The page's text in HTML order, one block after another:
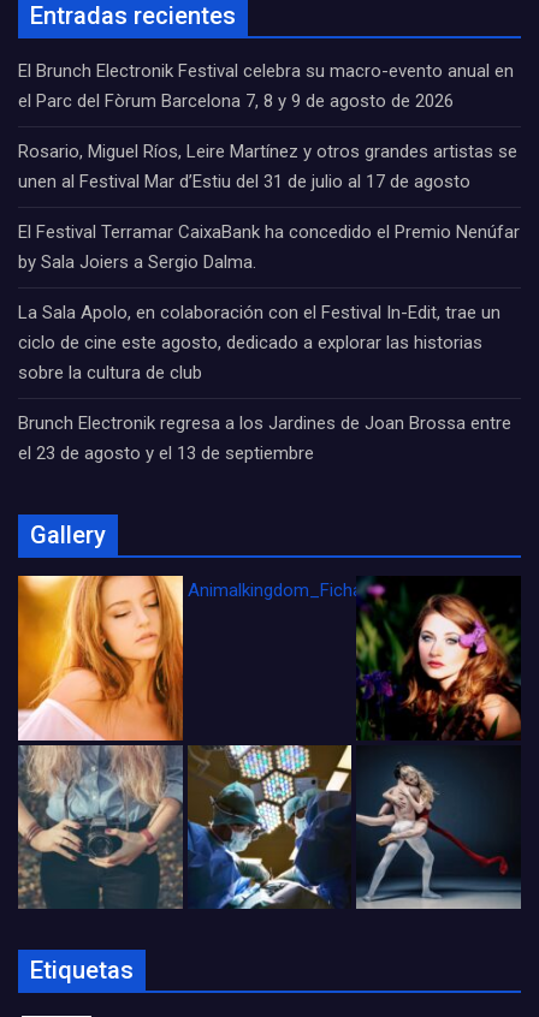
Entradas recientes
El Brunch Electronik Festival celebra su macro-evento anual en
el Parc del Fòrum Barcelona 7, 8 y 9 de agosto de 2026
Rosario, Miguel Ríos, Leire Martínez y otros grandes artistas se
unen al Festival Mar d’Estiu del 31 de julio al 17 de agosto
El Festival Terramar CaixaBank ha concedido el Premio Nenúfar
by Sala Joiers a Sergio Dalma.
La Sala Apolo, en colaboración con el Festival In-Edit, trae un
ciclo de cine este agosto, dedicado a explorar las historias
sobre la cultura de club
Brunch Electronik regresa a los Jardines de Joan Brossa entre
el 23 de agosto y el 13 de septiembre
Gallery
Animalkingdom_FichaCine
Etiquetas